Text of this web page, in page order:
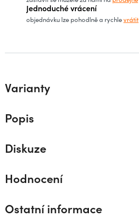
Jednoduché vrácení
objednávku lze pohodlně a rychlevrátit
Varianty
Popis
Diskuze
Hodnocení
Ostatní informace